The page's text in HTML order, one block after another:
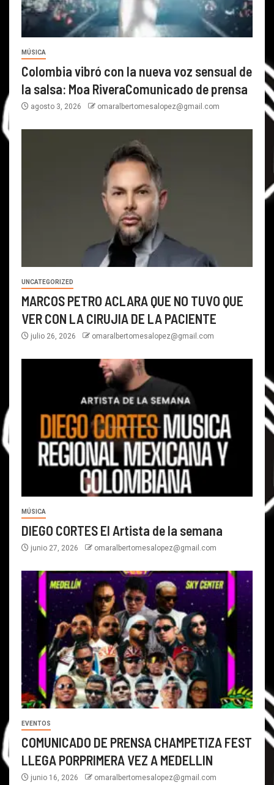
MÚSICA
Colombia vibró con la nueva voz sensual de
la salsa: Moa RiveraComunicado de prensa
agosto 3, 2026 omaralbertomesalopez@gmail.com
UNCATEGORIZED
MARCOS PETRO ACLARA QUE NO TUVO QUE
VER CON LA CIRUJIA DE LA PACIENTE
julio 26, 2026 omaralbertomesalopez@gmail.com
MÚSICA
DIEGO CORTES El Artista de la semana
junio 27, 2026 omaralbertomesalopez@gmail.com
EVENTOS
COMUNICADO DE PRENSA CHAMPETIZA FEST
LLEGA PORPRIMERA VEZ A MEDELLIN
junio 16, 2026 omaralbertomesalopez@gmail.com